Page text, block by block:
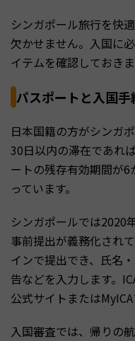
シンガポール旅行を快
欠かせません。入国に
イテムを確認しておきま
パスポートと入国
日本国籍の方がシンガ
30日以内の滞在であれ
ートの残存有効期間が
っています。
シンガポールでは2020
事前提出が義務化され
インで提出でき、氏名
告などを入力します。
公式サイトまたは
入国審査では、帰りの